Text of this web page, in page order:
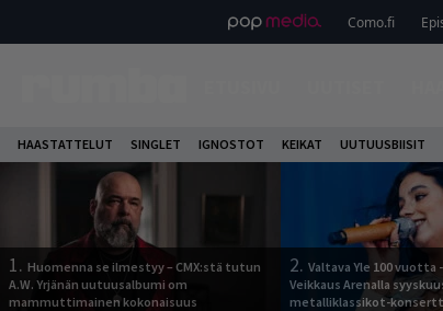
Como.fi
HAASTATTELUT SINGLET IGNOSTOT KEIKAT UUTUUSBIISIT
1. Huomenna se ilmestyy – CMX:stä tutun
A.W. Yrjänän uutuusalbumi om
mammuttimainen kokonaisuus
2. Valtava Yle 100
Veikkaus Arenalla
metalliklassikot-